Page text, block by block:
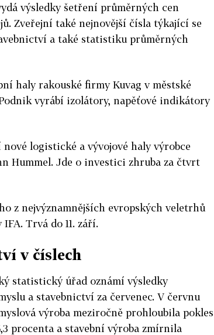
výsledky šetření průměrných cen
Zveřejní také nejnovější čísla týkající se
a také statistiku průměrných
haly rakouské firmy Kuvag v městské
vyrábí izolátory, napěťové indikátory
logistické a vývojové haly výrobce
Hummel. Jde o investici zhruba za čtvrt
z nejvýznamnějších evropských veletrhů
Trvá do 11. září.
v číslech
statistický úřad oznámí výsledky
a stavebnictví za červenec. V červnu
výroba meziročně prohloubila pokles
procenta a stavební výroba zmírnila